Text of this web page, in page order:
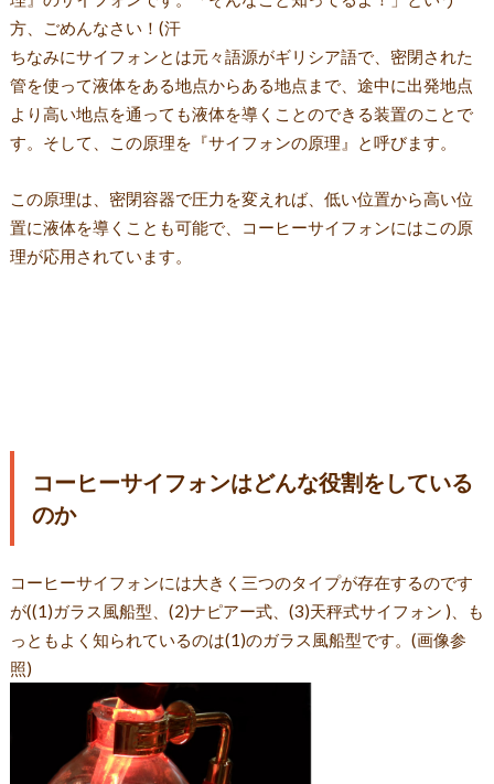
方、ごめんなさい！(汗
ちなみにサイフォンとは元々語源がギリシア語で、密閉された
管を使って液体をある地点からある地点まで、途中に出発地点
より高い地点を通っても液体を導くことのできる装置のことで
す。そして、この原理を『サイフォンの原理』と呼びます。
この原理は、密閉容器で圧力を変えれば、低い位置から高い位
置に液体を導くことも可能で、コーヒーサイフォンにはこの原
理が応用されています。
コーヒーサイフォンはどんな役割をしている
のか
コーヒーサイフォンには大きく三つのタイプが存在するのです
が((1)ガラス風船型、(2)ナピアー式、(3)天秤式サイフォン )、も
っともよく知られているのは(1)のガラス風船型です。(画像参
照)